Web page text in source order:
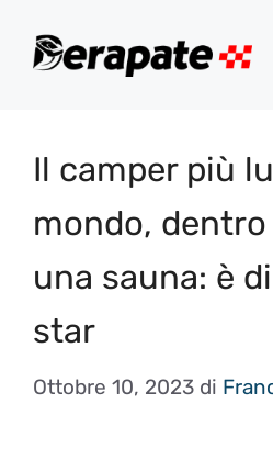
Il camper più
mondo,
una sauna: è
star
Ottobre 10, 2023 di